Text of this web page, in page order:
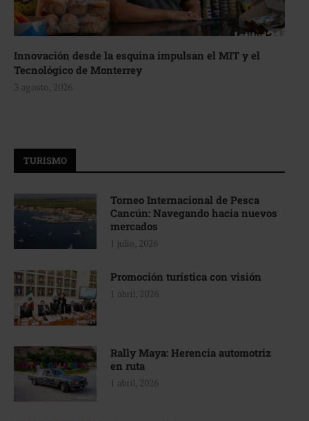
Innovación desde la esquina impulsan el MIT y el
Tecnológico de Monterrey
3 agosto, 2026
TURISMO
Torneo Internacional de Pesca
Cancún: Navegando hacia nuevos
mercados
1 julio, 2026
Promoción turística con visión
1 abril, 2026
Rally Maya: Herencia automotriz
en ruta
1 abril, 2026